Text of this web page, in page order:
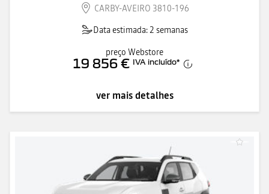
CARBY-AVEIRO 3810-196
Data estimada: 2 semanas
preço Webstore
19 856 € IVA incluído*
ver mais detalhes